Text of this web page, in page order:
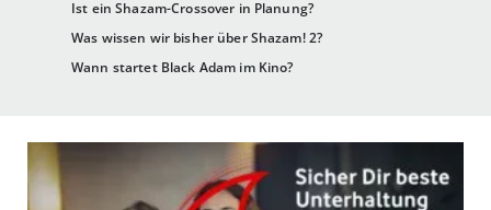
Ist ein Shazam-Crossover in Planung?
Was wissen wir bisher über Shazam! 2?
Wann startet Black Adam im Kino?